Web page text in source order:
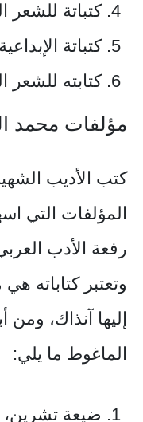
كتباتة للشعر
كتباتة
كتابته
مؤلفات محمد
كتب الأديب
المؤلفات التي
رفعة الأدب
وتعتبر كتاباته
إليها آنذاك،
الماغوط ما يلي:
ضيعة